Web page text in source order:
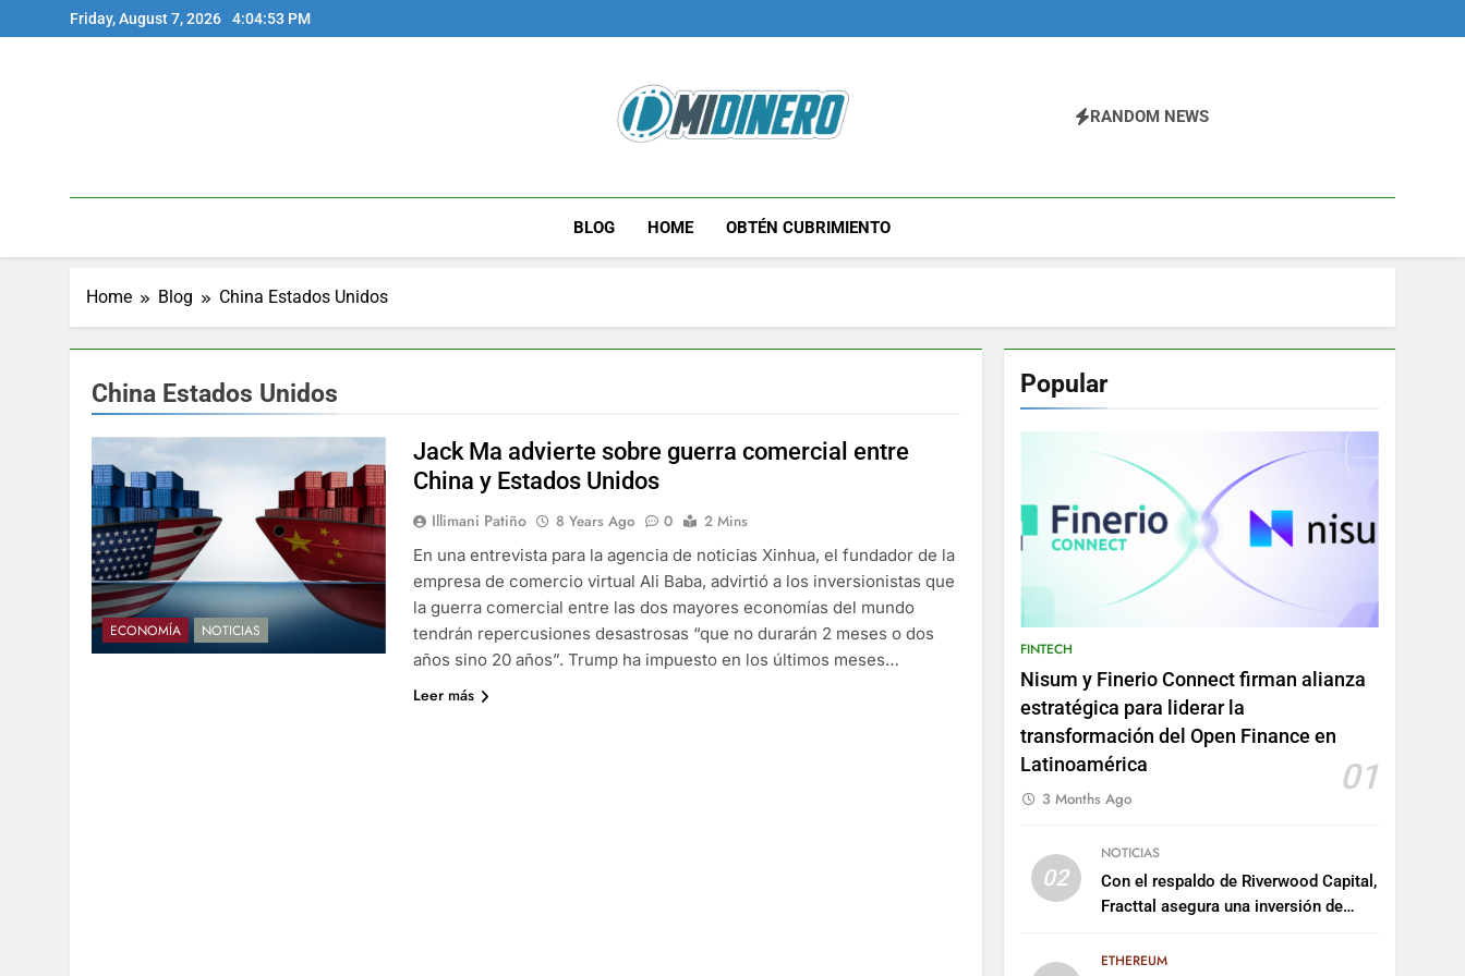
to
Friday, August 7, 2026 4:04:53 PM
Midinero.co
RANDOM NEWS
BLOG HOME OBTÉN CUBRIMIENTO
Home Blog China Estados Unidos
China Estados Unidos
ECONOMÍA NOTICIAS
Jack Ma advierte sobre guerra comercial entre
China y Estados Unidos
Illimani Patiño 8 Years Ago 0
2 Mins
En una entrevista para la agencia de noticias Xinhua, el fundador de la
empresa de comercio virtual Ali Baba, advirtió a los inversionistas que
la guerra comercial entre las dos mayores economías del mundo
tendrán repercusiones desastrosas “que no durarán 2 meses o dos
años sino 20 años”. Trump ha impuesto en los últimos meses…
Leer más
Popular
FINTECH
Nisum y Finerio Connect firman alianza
estratégica para liderar la
transformación del Open Finance en
Latinoamérica
01
3 Months Ago
02
NOTICIAS
Con el respaldo de Riverwood Capital,
Fracttal asegura una inversión de
plataforma
ETHEREUM